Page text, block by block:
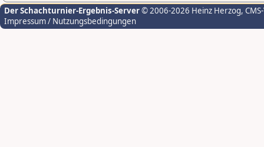
Der Schachturnier-Ergebnis-Server© 2006-2026 Heinz Herzog,
Impressum / Nutzungsbedingungen